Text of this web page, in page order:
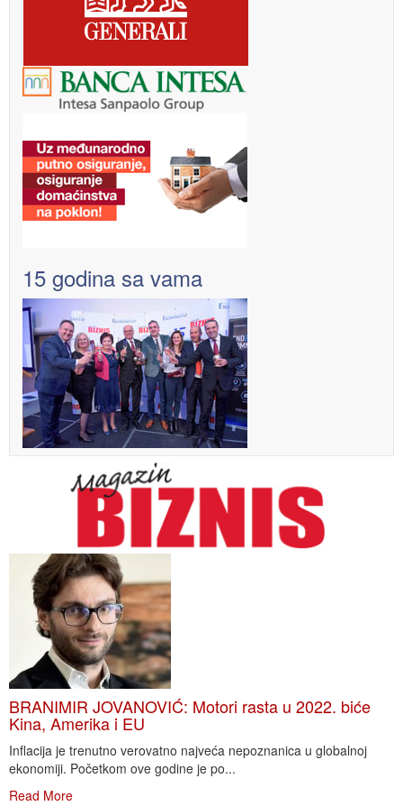
15 godina sa vama
BRANIMIR JOVANOVIĆ: Motori rasta u 2022. biće
Kina, Amerika i EU
Inflacija je trenutno verovatno najveća nepoznanica u globalnoj
ekonomiji. Početkom ove godine je po...
Read More